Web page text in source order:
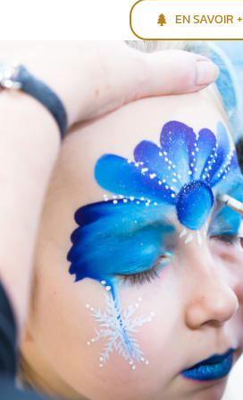
EN SAVOIR +